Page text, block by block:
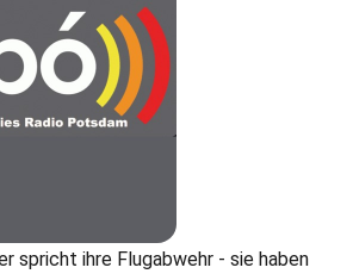
spricht ihre Flugabwehr - sie haben